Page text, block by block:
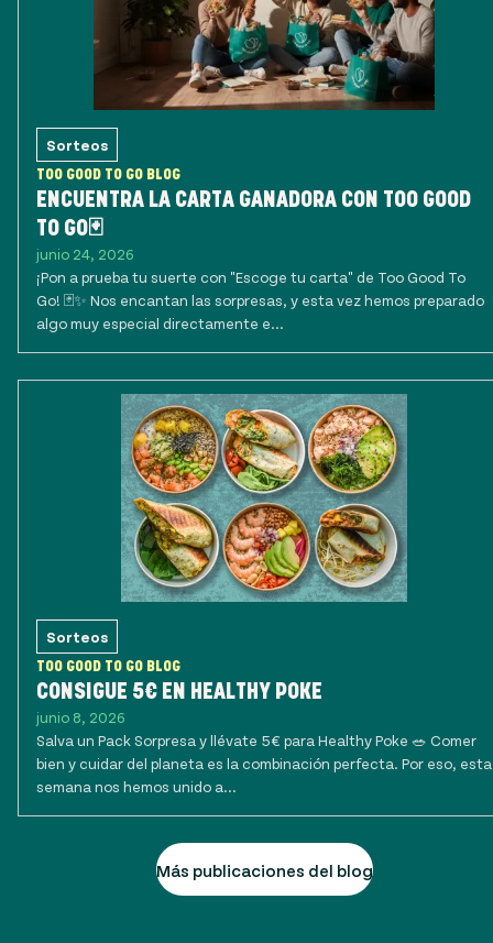
Sorteos
TOO GOOD TO GO BLOG
ENCUENTRA LA CARTA GANADORA CON TOO GOOD
TO GO🃏
junio 24, 2026
¡Pon a prueba tu suerte con "Escoge tu carta" de Too Good To
Go! 🃏✨ Nos encantan las sorpresas, y esta vez hemos preparado
algo muy especial directamente e...
Sorteos
TOO GOOD TO GO BLOG
CONSIGUE 5€ EN HEALTHY POKE
junio 8, 2026
Salva un Pack Sorpresa y llévate 5€ para Healthy Poke 🥗 Comer
bien y cuidar del planeta es la combinación perfecta. Por eso, esta
semana nos hemos unido a...
Más publicaciones del blog